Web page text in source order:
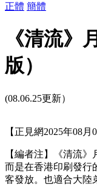
正體 簡體
《清流》
版）
(08.06.25更新）
【正見網2025年08月
【編者注】《清流
而是在香港印刷發行
客發放。也適合大陸